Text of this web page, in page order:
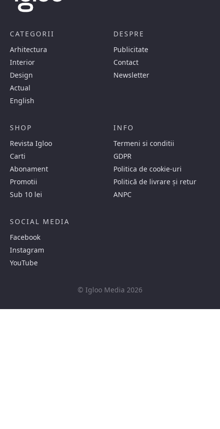
CATEGORII
Arhitectura
Interior
Design
Actual
English
DESPRE
Publicitate
Contact
Newsletter
SHOP
Revista Igloo
Carti
Abonament
Promotii
Sub 10 lei
INFO
Termeni si conditii
GDPR
Politica de cookie-uri
Politică de livrare și retur
ANPC
SOCIAL MEDIA
Facebook
Instagram
YouTube
© Igloo Media 2026